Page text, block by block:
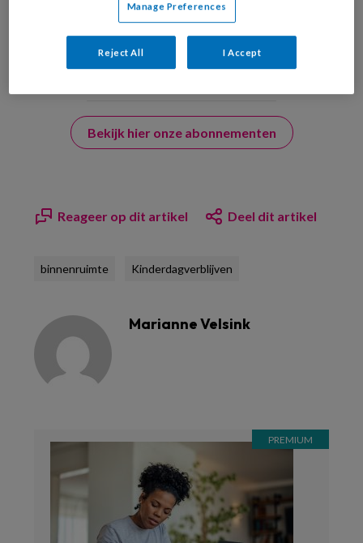
Bekijk hier onze abonnementen
Reageer op dit artikel Deel dit artikel
binnenruimte Kinderdagverblijven
Marianne Velsink
Manage Preferences
Reject All I Accept